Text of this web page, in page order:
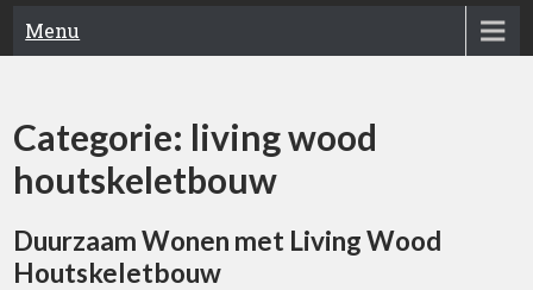
Menu
Categorie: living wood
houtskeletbouw
Duurzaam Wonen met Living Wood
Houtskeletbouw